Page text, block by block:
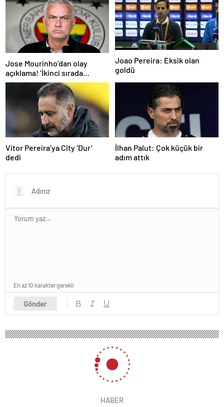
Jose Mourinho’dan olay
açıklama! ‘İkinci sırada
bitireceğiz’
Joao Pereira: Eksik olan
goldü
Vitor Pereira’ya City ‘Dur’
dedi
İlhan Palut: Çok küçük bir
adım attık
Gönder
En az 10 karakter gerekli
HABER